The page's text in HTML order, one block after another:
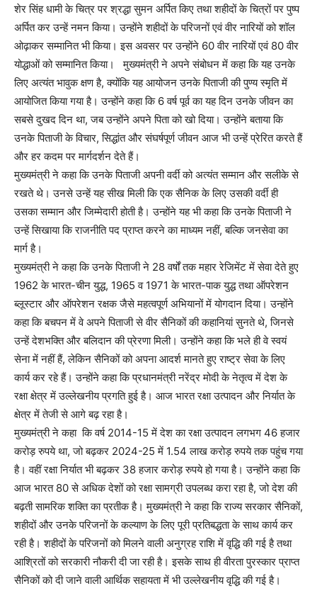
शेर सिंह धामी के चित्र पर श्रद्धा सुमन अर्पित किए तथा शहीदों के चित्रों पर पुष्प
अर्पित कर उन्हें नमन किया। उन्होंने शहीदों के परिजनों एवं वीर नारियों को शॉल
ओढ़ाकर सम्मानित भी किया। इस अवसर पर उन्होंने 60 वीर नारियों एवं 80 वीर
योद्धाओं को सम्मानित किया। मुख्यमंत्री ने अपने संबोधन में कहा कि यह उनके
लिए अत्यंत भावुक क्षण है, क्योंकि यह आयोजन उनके पिताजी की पुण्य स्मृति में
आयोजित किया गया है। उन्होंने कहा कि 6 वर्ष पूर्व का यह दिन उनके जीवन का
सबसे दुखद दिन था, जब उन्होंने अपने पिता को खो दिया। उन्होंने बताया कि
उनके पिताजी के विचार, सिद्धांत और संघर्षपूर्ण जीवन आज भी उन्हें प्रेरित करते हैं
और हर कदम पर मार्गदर्शन देते हैं।
मुख्यमंत्री ने कहा कि उनके पिताजी अपनी वर्दी को अत्यंत सम्मान और सलीके से
रखते थे। उनसे उन्हें यह सीख मिली कि एक सैनिक के लिए उसकी वर्दी ही
उसका सम्मान और जिम्मेदारी होती है। उन्होंने यह भी कहा कि उनके पिताजी ने
उन्हें सिखाया कि राजनीति पद प्राप्त करने का माध्यम नहीं, बल्कि जनसेवा का
मार्ग है।
मुख्यमंत्री ने कहा कि उनके पिताजी ने 28 वर्षों तक महार रेजिमेंट में सेवा देते हुए
1962 के भारत-चीन युद्ध, 1965 व 1971 के भारत-पाक युद्ध तथा ऑपरेशन
ब्लूस्टार और ऑपरेशन रक्षक जैसे महत्वपूर्ण अभियानों में योगदान दिया। उन्होंने
कहा कि बचपन में वे अपने पिताजी से वीर सैनिकों की कहानियां सुनते थे, जिनसे
उन्हें देशभक्ति और बलिदान की प्रेरणा मिली। उन्होंने कहा कि भले ही वे स्वयं
सेना में नहीं हैं, लेकिन सैनिकों को अपना आदर्श मानते हुए राष्ट्र सेवा के लिए
कार्य कर रहे हैं। उन्होंने कहा कि प्रधानमंत्री नरेंद्र मोदी के नेतृत्व में देश के
रक्षा क्षेत्र में उल्लेखनीय प्रगति हुई है। आज भारत रक्षा उत्पादन और निर्यात के
क्षेत्र में तेजी से आगे बढ़ रहा है।
मुख्यमंत्री ने कहा कि वर्ष 2014-15 में देश का रक्षा उत्पादन लगभग 46 हजार
करोड़ रुपये था, जो बढ़कर 2024-25 में 1.54 लाख करोड़ रुपये तक पहुंच गया
है। वहीं रक्षा निर्यात भी बढ़कर 38 हजार करोड़ रुपये हो गया है। उन्होंने कहा कि
आज भारत 80 से अधिक देशों को रक्षा सामग्री उपलब्ध करा रहा है, जो देश की
बढ़ती सामरिक शक्ति का प्रतीक है। मुख्यमंत्री ने कहा कि राज्य सरकार सैनिकों,
शहीदों और उनके परिजनों के कल्याण के लिए पूरी प्रतिबद्धता के साथ कार्य कर
रही है। शहीदों के परिजनों को मिलने वाली अनुग्रह राशि में वृद्धि की गई है तथा
आश्रितों को सरकारी नौकरी दी जा रही है। इसके साथ ही वीरता पुरस्कार प्राप्त
सैनिकों को दी जाने वाली आर्थिक सहायता में भी उल्लेखनीय वृद्धि की गई है।